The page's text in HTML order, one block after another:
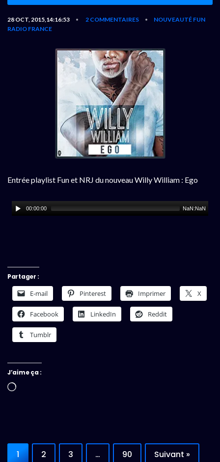
28 OCT, 2015,14:16:53 • 2 COMMENTAIRES •
NOUVEAUTÉ FUN
RADIO FRANCE
Entrée playlist Fun et NRJ du nouveau Willy William : Ego
00:00:00 NaN:NaN
Partager :
E-mail Pinterest Imprimer X
Facebook LinkedIn Reddit
Tumblr
J’aime ça :
Chargement…
1 2 3 … 90 Suivant »